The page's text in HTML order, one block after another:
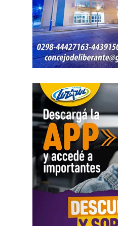
Se agregarán 13 cámaras
meteorológicas, sistemas de
para mejorar la detección
de respuesta frente al fuego.